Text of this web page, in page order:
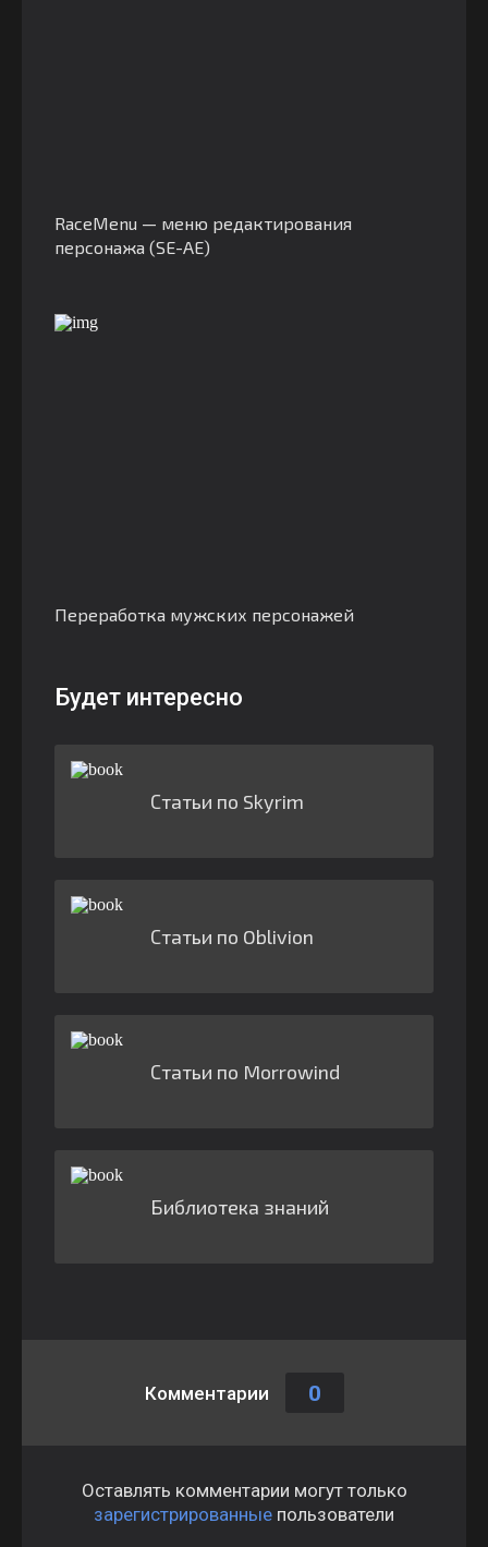
RaceMenu — меню редактирования
персонажа (SE-AE)
Переработка мужских персонажей
Будет интересно
Статьи по Skyrim
Статьи по Oblivion
Статьи по Morrowind
Библиотека знаний
Комментарии 0
Оставлять комментарии могут только
зарегистрированные пользователи